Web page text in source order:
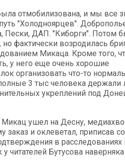
отмобилизована, и мы все
"Холодноярцев".
Пески, ДАП. "Киборги". Потом
фактически возродилась
Микаца. Кроме того,
у него еще очень хорошие
организовать что-то
3 тыс человека держали
укреплений под
Микац ушел на Десну,
заказ и оклеветал, приписав
в
читателей Бутусова наверняка